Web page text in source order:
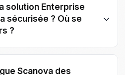
solution Enterprise
sécurisée ? Où se
?
normes ISO/IEC
Scanova des